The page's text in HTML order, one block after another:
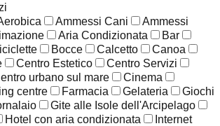
Ammessi Cani
Ammessi
Aria Condizionata
Bar
Bocce Calcetto
Canoa
Centro Estetico
Centro Servizi
urbano sul mare
Cinema
centre Farmacia Gelateria
Giochi
Gite alle Isole dell'Arcipelago
Hotel con aria condizionata
Internet